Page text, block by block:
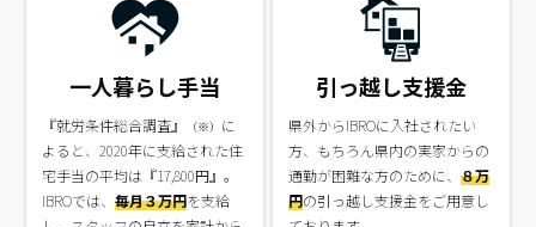
一人暮らし手当
『就労条件総合調査』 （※） に
よると、2020年に支給された住
宅手当の平均は『17,800円』。
IBROでは、 毎月３万円を支給
引っ越し支援金
県外からIBROに入社されたい
方、もちろん県内の実家からの
通勤が困難な方のために、 ８万
円の引っ越し支援金をご用意し